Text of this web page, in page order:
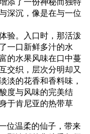
深沉，像是在与一位
验。入口时，那活泼
一口新鲜多汁的水
的水果风味在口中蔓
交织，层次分明却又
淡的花香和香料味，
度与风味的完美结
于肯尼亚的热带草
位温柔的仙子，带来